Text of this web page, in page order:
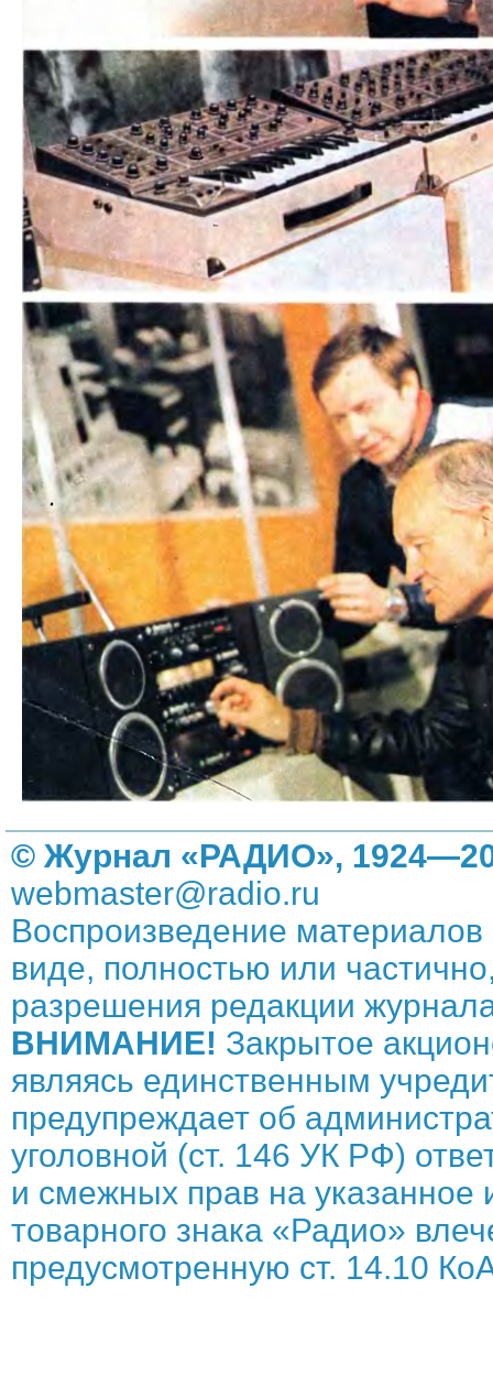
© Журнал «РАДИО»,
webmaster@radio.ru
Воспроизведение
виде, полностью или
разрешения редакции
ВНИМАНИЕ! Закрытое
являясь единственным
предупреждает об
уголовной (ст. 146 УК РФ)
и смежных прав на указанное
товарного знака «Радио»
предусмотренную ст. 14.10